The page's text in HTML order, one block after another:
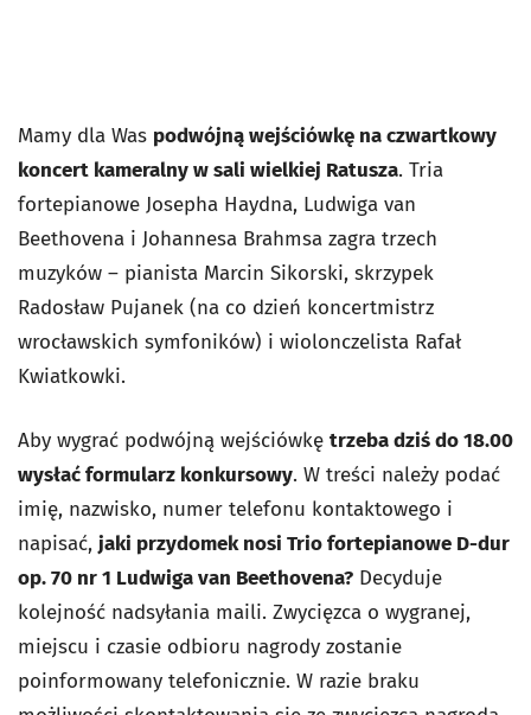
Mamy dla Was podwójną wejściówkę na czwartkowy
koncert kameralny w sali wielkiej Ratusza. Tria
fortepianowe Josepha Haydna, Ludwiga van
Beethovena i Johannesa Brahmsa zagra trzech
muzyków – pianista Marcin Sikorski, skrzypek
Radosław Pujanek (na co dzień koncertmistrz
wrocławskich symfoników) i wiolonczelista Rafał
Kwiatkowki.
Aby wygrać podwójną wejściówkę trzeba dziś do 18.00
wysłać formularz konkursowy. W treści należy podać
imię, nazwisko, numer telefonu kontaktowego i
napisać, jaki przydomek nosi Trio fortepianowe D-dur
op. 70 nr 1 Ludwiga van Beethovena? Decyduje
kolejność nadsyłania maili. Zwycięzca o wygranej,
miejscu i czasie odbioru nagrody zostanie
poinformowany telefonicznie. W razie braku